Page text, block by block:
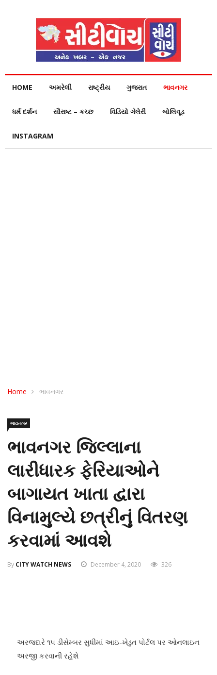
HOME અમરેલી રાષ્ટ્રીય ગુજરાત ભાવનગર
ધર્મ દર્શન સૌરાષ્ટ – કચ્છ વિડિયો ગેલેરી બોલિવૂડ
INSTAGRAM
Home ભાવનગર
ભાવનગર
ભાવનગર જિલ્લાના
લારીધારક ફેરિયાઓને
બાગાયત ખાતા દ્વારા
વિનામુલ્યે છત્રીનું વિતરણ
કરવામાં આવશે
By CITY WATCH NEWS December 4, 2020 326
અરજદારે ૧૫ ડીસેમ્બર સુધીમાં આઇ-ખેડુત પોર્ટલ પર ઓનલાઇન
અરજી કરવાની રહેશે